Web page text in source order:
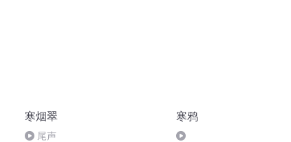
寒烟翠
尾声
寒鸦